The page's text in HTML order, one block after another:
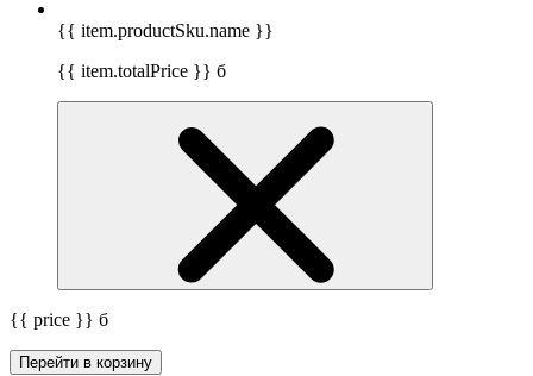
{{ item.productSku.name }}
{{ item.totalPrice }} б
{{ price }} б
Перейти в корзину